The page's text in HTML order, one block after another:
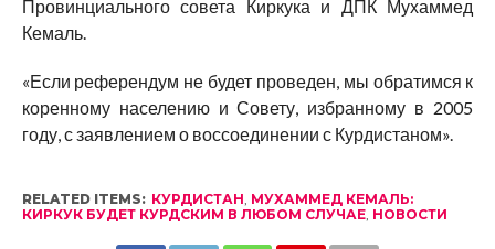
Провинциального совета Киркука и ДПК Мухаммед
Кемаль.
«Если референдум не будет проведен, мы обратимся к
коренному населению и Совету, избранному в 2005
году, с заявлением о воссоединении с Курдистаном».
RELATED ITEMS: КУРДИСТАН, МУХАММЕД КЕМАЛЬ:
КИРКУК БУДЕТ КУРДСКИМ В ЛЮБОМ СЛУЧАЕ, НОВОСТИ